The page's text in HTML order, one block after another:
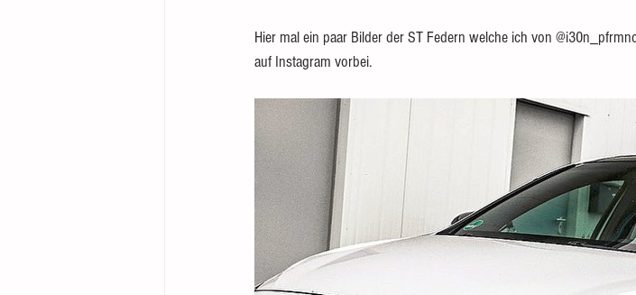
Hier mal ein paar Bilder der ST Federn welche ich von
auf Instagram vorbei.